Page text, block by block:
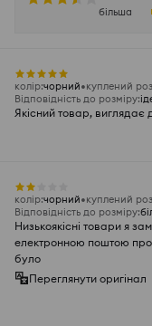
більша
колір:чорний куплений
Відповідність до розміру:
Якісний товар, виглядає
колір:чорний куплений
Відповідність до розміру:
Низькоякісні товари я
електронною поштою про
було
Переглянути оригінал